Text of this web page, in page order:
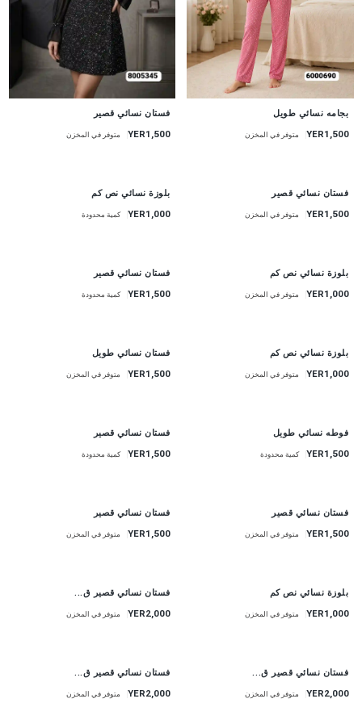
بجامه نسائي طويل
YER1,500 متوفر في المخزن
جديد
فستان نسائي قصير
YER1,500 متوفر في المخزن
بلوزة نسائي نص كم
YER1,000 كمية محدودة
جديد
فستان نسائي قصير
YER1,500 كمية محدودة